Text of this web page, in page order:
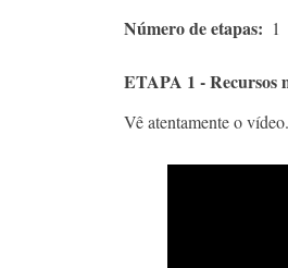
Número de etapas 1
ETAPA 1 - Recursos
Vê atentamente o vídeo.